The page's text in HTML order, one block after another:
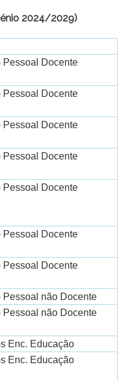
2024/2029)
Pessoal Docente
Pessoal Docente
Pessoal Docente
Pessoal Docente
Pessoal Docente
Pessoal Docente
Pessoal Docente
Pessoal não Docente
Pessoal não Docente
Enc. Educação
Enc. Educação